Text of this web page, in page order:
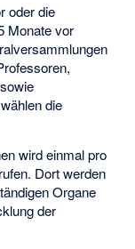
oder die
Monate vor
die
wird einmal pro
Dort werden
Organe
der